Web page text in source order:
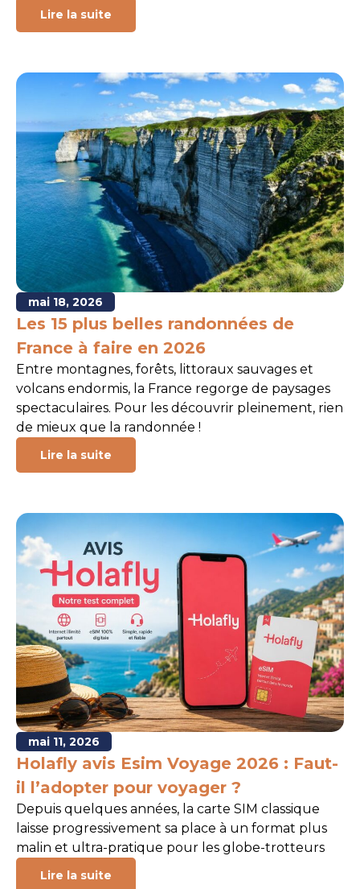
Lire la suite
mai 18, 2026
Les 15 plus belles randonnées de
France à faire en 2026
Entre montagnes, forêts, littoraux sauvages et
volcans endormis, la France regorge de paysages
spectaculaires. Pour les découvrir pleinement, rien
de mieux que la randonnée !
Lire la suite
mai 11, 2026
Holafly avis Esim Voyage 2026 : Faut-
il l’adopter pour voyager ?
Depuis quelques années, la carte SIM classique
laisse progressivement sa place à un format plus
malin et ultra-pratique pour les globe-trotteurs
Lire la suite